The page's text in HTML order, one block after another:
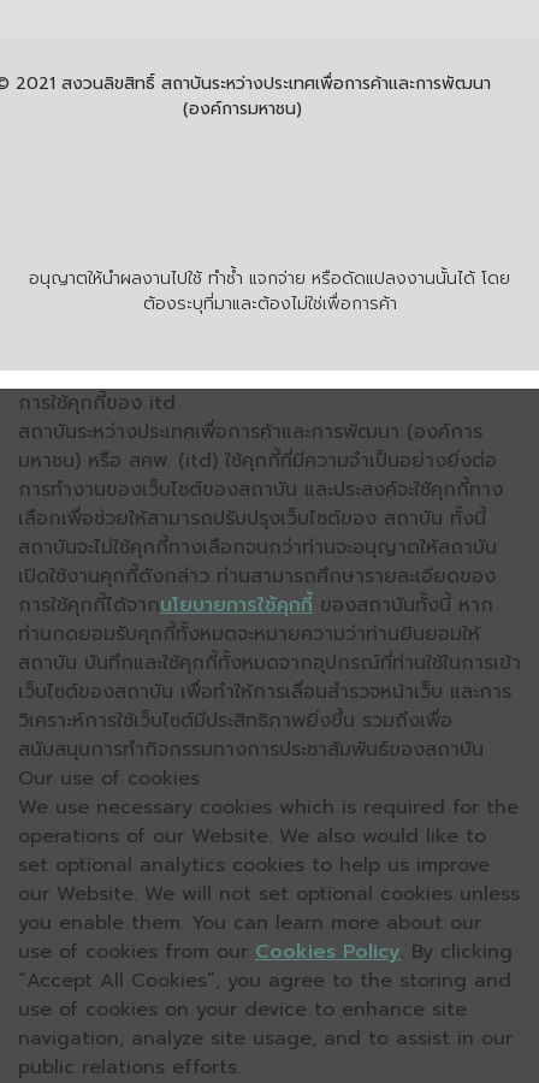
อนุญาตให้นำผลงานไปใช้ ทำซ้ำ แจกจ่าย หรือดัดแปลงงานนั้นได้ โดย
ต้องระบุที่มาและต้องไม่ใช่เพื่อการค้า
2021 สงวนลิขสิทธิ์ สถาบันระหว่างประเทศเพื่อการค้าและการพัฒนา
(องค์การมหาชน)
การใช้คุกกี้ของ itd
สถาบันระหว่างประเทศเพื่อการค้าและการพัฒนา (องค์การ
มหาชน) หรือ สคพ. (itd) ใช้คุกกี้ที่มีความจำเป็นอย่างยิ่งต่อ
การทำงานของเว็บไซต์ของสถาบัน และประสงค์จะใช้คุกกี้ทาง
เลือกเพื่อช่วยให้สามารถปรับปรุงเว็บไซต์ของ สถาบัน ทั้งนี้
สถาบันจะไม่ใช้คุกกี้ทางเลือกจนกว่าท่านจะอนุญาตให้สถาบัน
เปิดใช้งานคุกกี้ดังกล่าว ท่านสามารถศึกษารายละเอียดของ
การใช้คุกกี้ได้จากนโยบายการใช้คุกกี้ ของสถาบันทั้งนี้ หาก
ท่านกดยอมรับคุกกี้ทั้งหมดจะหมายความว่าท่านยินยอมให้
สถาบัน บันทึกและใช้คุกกี้ทั้งหมดจากอุปกรณ์ที่ท่านใช้ในการเข้า
เว็บไซต์ของสถาบัน เพื่อทำให้การเลื่อนสำรวจหน้าเว็บ และการ
วิเคราะห์การใช้เว็บไซต์มีประสิทธิภาพยิ่งขึ้น รวมถึงเพื่อ
สนับสนุนการทำกิจกรรมทางการประชาสัมพันธ์ของสถาบัน
Our use of cookies
We use necessary cookies which is required for the
operations of our Website. We also would like to
set optional analytics cookies to help us improve
our Website. We will not set optional cookies unless
you enable them. You can learn more about our
use of cookies from our Cookies Policy. By clicking
“Accept All Cookies”, you agree to the storing and
use of cookies on your device to enhance site
navigation, analyze site usage, and to assist in our
public relations efforts.